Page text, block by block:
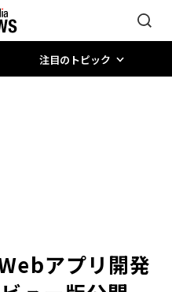
注目のトピック
アプリ開発